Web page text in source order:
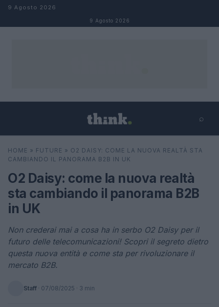
Salta al contenuto
9 Agosto 2026
9 Agosto 2026
⌕
Cerca ⌕ ×
HOME » FUTURE » O2 DAISY: COME LA NUOVA REALTÀ STA
CAMBIANDO IL PANORAMA B2B IN UK
O2 Daisy: come la nuova realtà
sta cambiando il panorama B2B
in UK
Non crederai mai a cosa ha in serbo O2 Daisy per il
futuro delle telecomunicazioni! Scopri il segreto dietro
questa nuova entità e come sta per rivoluzionare il
mercato B2B.
Staff · 07/08/2025 · 3 min